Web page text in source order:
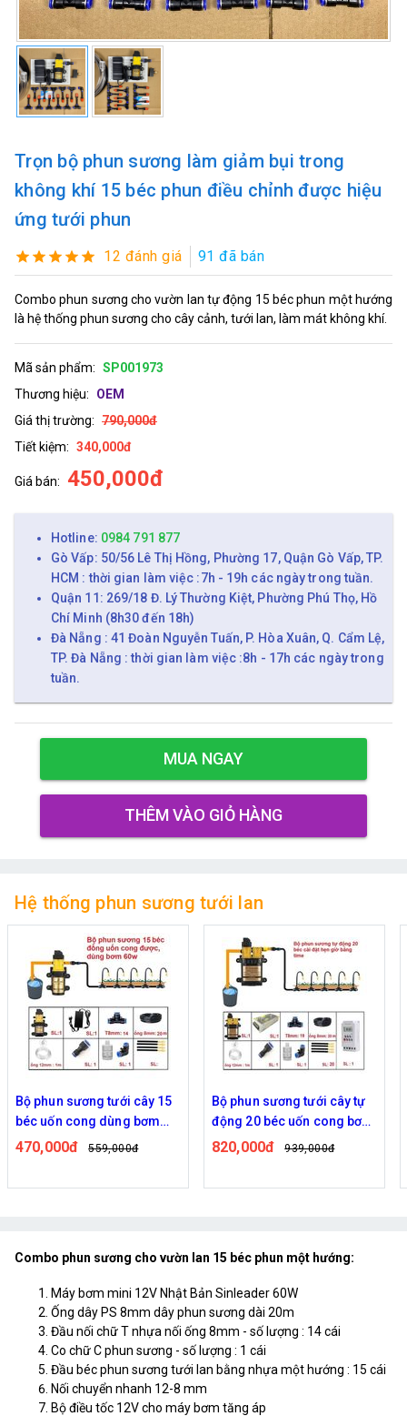
Trọn bộ phun sương làm giảm bụi trong
không khí 15 béc phun điều chỉnh được hiệu
ứng tưới phun
12 đánh giá 91 đã bán
Combo phun sương cho vườn lan tự động 15 béc phun một hướng
là hệ thống phun sương cho cây cảnh, tưới lan, làm mát không khí.
Mã sản phẩm: SP001973
Thương hiệu:
OEM
Giá thị trường: 790,000đ
Tiết kiệm: 340,000đ
Giá bán: 450,000đ
Hotline: 0984 791 877
Gò Vấp: 50/56 Lê Thị Hồng, Phường 17, Quận Gò Vấp, TP.
HCM : thời gian làm việc :7h - 19h các ngày trong tuần.
Quận 11: 269/18 Đ. Lý Thường Kiệt, Phường Phú Thọ, Hồ
Chí Minh (8h30 đến 18h)
Đà Nẵng : 41 Đoàn Nguyễn Tuấn, P. Hòa Xuân, Q. Cẩm Lệ,
TP. Đà Nẵng : thời gian làm việc :8h - 17h các ngày trong
tuần.
MUA NGAY
THÊM VÀO GIỎ HÀNG
Hệ thống phun sương tưới lan
Bộ phun sương tưới cây 15
béc uốn cong dùng bơm
60w
470,000đ 559,000đ
Bộ phun sương tưới cây tự
động 20 béc uốn cong bơm
đôi 96w time
820,000đ 939,000đ
Combo phun sương cho vườn lan 15 béc phun một hướng:
Máy bơm mini 12V Nhật Bản Sinleader 60W
Ống dây PS 8mm dây phun sương dài 20m
Đầu nối chữ T nhựa nối ống 8mm - số lượng : 14 cái
Co chữ C phun sương - số lượng : 1 cái
Đầu béc phun sương tưới lan bằng nhựa một hướng : 15 cái
Nối chuyển nhanh 12-8 mm
Bộ điều tốc 12V cho máy bơm tăng áp